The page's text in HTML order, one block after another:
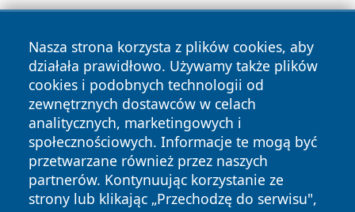
Nasza strona korzysta z plików cookies, aby
działała prawidłowo. Używamy także plików
cookies i podobnych technologii od
zewnętrznych dostawców w celach
analitycznych, marketingowych i
społecznościowych. Informacje te mogą być
przetwarzane również przez naszych
partnerów. Kontynuując korzystanie ze
strony lub klikając „Przechodzę do serwisu",
Copyright © 2026 leszczynski24.pl Wszystkie prawa
zastrzeżone.
News Autorzy
Polityka
Prywatności
Polityka
Cookies